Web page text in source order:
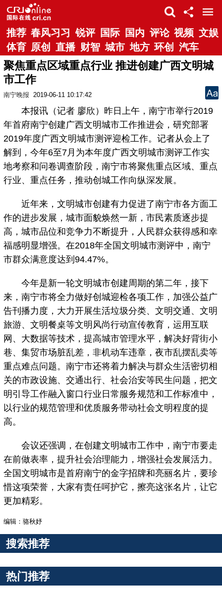
推荐 春风习习 锐评 国际 国内 评论 视频 文娱
体育 原创 直播 财智 城市 地方 环创 汽车
聚焦重点区域重点行业 推进创建广西文明城
市工作
南宁晚报 2019-06-11 10:17:42
本报讯（记者 廖欣）昨日上午，南宁市举行2019
年首府南宁创建广西文明城市工作推进会，研究部署
2019年度广西文明城市测评迎检工作。记者从会上了
解到，今年6至7月为本年度广西文明城市测评工作实
地考察和问卷调查阶段，南宁市将聚焦重点区域、重点
行业、重点任务，推动创城工作向纵深发展。
近年来，文明城市创建有力促进了南宁市各方面工
作的进步发展，城市面貌焕然一新，市民素质逐步提
高，城市品位和竞争力不断提升，人民群众获得感和幸
福感明显增强。在2018年全国文明城市测评中，南宁
市群众满意度达到94.47%。
今年是新一轮文明城市创建周期的第二年，接下
来，南宁市将全力做好创城迎检各项工作，加强公益广
告刊播力度，大力开展生活垃圾分类、文明交通、文明
旅游、文明餐桌等文明风尚行动宣传教育，运用互联
网、大数据等技术，提高城市管理水平，解决好背街小
巷、集贸市场脏乱差，非机动车违章，夜市乱摆乱卖等
重点难点问题。南宁市还将着力解决与群众生活密切相
关的市政设施、交通出行、社会治安等民生问题，把文
明引导工作融入窗口行业日常服务规范和工作标准中，
以行业的规范管理和优质服务带动社会文明程度的提
高。
会议还强调，在创建文明城市工作中，南宁市要走
在前做表率，提升社会治理能力，增强社会发展活力。
全国文明城市是首府南宁的金字招牌和亮丽名片，要珍
惜这项荣誉，大家有责任呵护它，擦亮这张名片，让它
更加精彩。
编辑：骆秋妤
搜索推荐
热门推荐